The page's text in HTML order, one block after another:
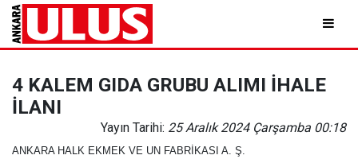
4 KALEM GIDA GRUBU ALIMI İHALE
İLANI
Yayın Tarihi: 25 Aralık 2024 Çarşamba 00:18
ANKARA HALK EKMEK VE UN FABRİKASI A. Ş.